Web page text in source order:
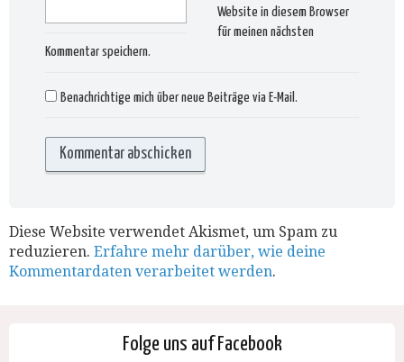
Website in diesem Browser
für meinen nächsten
Kommentar speichern.
Benachrichtige mich über neue Beiträge via E-Mail.
Diese Website verwendet Akismet, um Spam zu
reduzieren. Erfahre mehr darüber, wie deine
Kommentardaten verarbeitet werden.
Folge uns auf Facebook